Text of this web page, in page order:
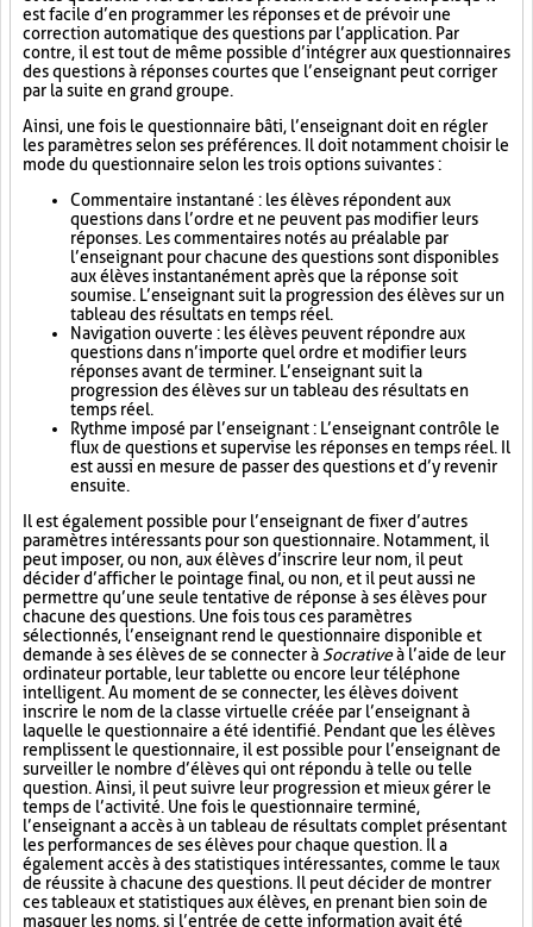
est facile d’en programmer les réponses et de prévoir une
correction automatique des questions par l’application. Par
contre, il est tout de même possible d’intégrer aux questionnaires
des questions à réponses courtes que l’enseignant peut corriger
par la suite en grand groupe.
Ainsi, une fois le questionnaire bâti, l’enseignant doit en régler
les paramètres selon ses préférences. Il doit notamment choisir le
mode du questionnaire selon les trois options suivantes :
Commentaire instantané : les élèves répondent aux
questions dans l’ordre et ne peuvent pas modifier leurs
réponses. Les commentaires notés au préalable par
l’enseignant pour chacune des questions sont disponibles
aux élèves instantanément après que la réponse soit
soumise. L’enseignant suit la progression des élèves sur un
tableau des résultats en temps réel.
Navigation ouverte : les élèves peuvent répondre aux
questions dans n’importe quel ordre et modifier leurs
réponses avant de terminer. L’enseignant suit la
progression des élèves sur un tableau des résultats en
temps réel.
Rythme imposé par l’enseignant : L’enseignant contrôle le
flux de questions et supervise les réponses en temps réel. Il
est aussi en mesure de passer des questions et d’y revenir
ensuite.
Il est également possible pour l’enseignant de fixer d’autres
paramètres intéressants pour son questionnaire. Notamment, il
peut imposer, ou non, aux élèves d’inscrire leur nom, il peut
décider d’afficher le pointage final, ou non, et il peut aussi ne
permettre qu’une seule tentative de réponse à ses élèves pour
chacune des questions. Une fois tous ces paramètres
sélectionnés, l’enseignant rend le questionnaire disponible et
demande à ses élèves de se connecter à Socrativeà l’aide de leur
ordinateur portable, leur tablette ou encore leur téléphone
intelligent. Au moment de se connecter, les élèves doivent
inscrire le nom de la classe virtuelle créée par l’enseignant à
laquelle le questionnaire a été identifié. Pendant que les élèves
remplissent le questionnaire, il est possible pour l’enseignant de
surveiller le nombre d’élèves qui ont répondu à telle ou telle
question. Ainsi, il peut suivre leur progression et mieux gérer le
temps de l’activité. Une fois le questionnaire terminé,
l’enseignant a accès à un tableau de résultats complet présentant
les performances de ses élèves pour chaque question. Il a
également accès à des statistiques intéressantes, comme le taux
de réussite à chacune des questions. Il peut décider de montrer
ces tableaux et statistiques aux élèves, en prenant bien soin de
masquer les noms, si l’entrée de cette information avait été